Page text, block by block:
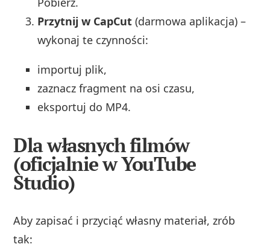
Przytnij w CapCut (darmowa aplikacja) –
wykonaj te czynności:
importuj plik,
zaznacz fragment na osi czasu,
eksportuj do MP4.
Dla własnych filmów
(oficjalnie w YouTube
Studio)
Aby zapisać i przyciąć własny materiał, zrób
tak: